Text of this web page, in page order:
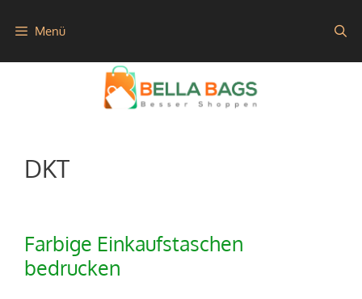
Inhalt Menü
DKT
Farbige Einkaufstaschen
bedrucken